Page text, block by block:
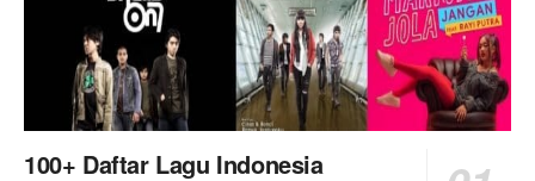
100+ Daftar Lagu Indonesia